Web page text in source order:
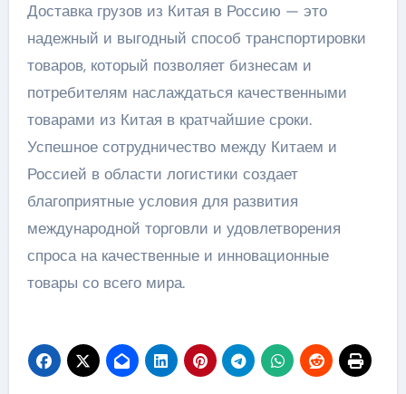
Доставка грузов из Китая в Россию — это
надежный и выгодный способ транспортировки
товаров, который позволяет бизнесам и
потребителям наслаждаться качественными
товарами из Китая в кратчайшие сроки.
Успешное сотрудничество между Китаем и
Россией в области логистики создает
благоприятные условия для развития
международной торговли и удовлетворения
спроса на качественные и инновационные
товары со всего мира.